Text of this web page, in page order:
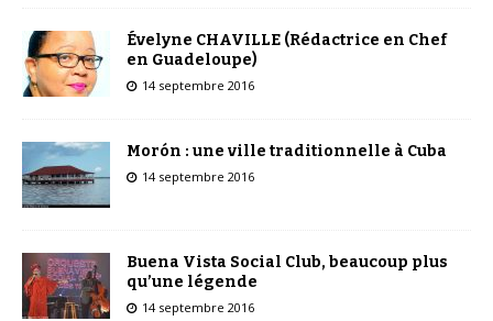
Évelyne CHAVILLE (Rédactrice en Chef
en Guadeloupe)
14 septembre 2016
Morón : une ville traditionnelle à Cuba
14 septembre 2016
Buena Vista Social Club, beaucoup plus
qu’une légende
14 septembre 2016